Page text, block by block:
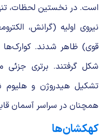
است. در نخستین لحظات،
نیروی اولیه (گرانش،
قوی) ظاهر شدند.
شکل گرفتند. برتری
تشکیل هیدروژن و
همچنان در سراسر آسمان
کهکشان‌ها